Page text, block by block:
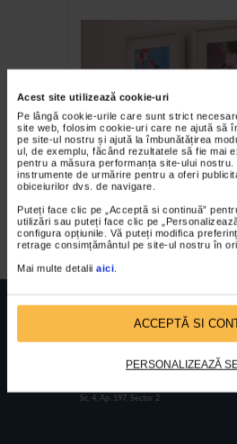
Acest site utilizează cookie-uri
Pe lângă cookie-urile care sunt strict
site web, folosim cookie-uri care ne ajută să
pe site-ul nostru și ajută la îmbunătățirea
ul, de exemplu, făcând rezultatele să fie mai
pentru a măsura performanța site-ului
instrumente de urmărire pentru a oferi
obiceiurilor dvs. de navigare.
Puteți face clic pe „Acceptă si continuă”
utilizări sau puteți face clic pe
configura opțiunile. Vă puteți modifica
retrage consimțământul pe site-ul nostru în
Mai multe detalii aici
ACCEPTĂ SI
PERSONALIZEAZĂ
Levyn Iosif COLIN
Expozitie de desen
acuarela
FUNDATIA FILDAS ARTNr inreg registrul
Sc. 4, Ap. 197, Sector 2